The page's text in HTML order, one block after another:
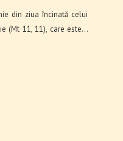
din ziua încinată celui
(Mt 11, 11), care este…